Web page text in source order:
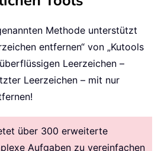
Methode unterstützt
entfernen“ von „Kutools
Leerzeichen –
Leerzeichen – mit nur
über 300 erweiterte
Aufgaben zu vereinfachen